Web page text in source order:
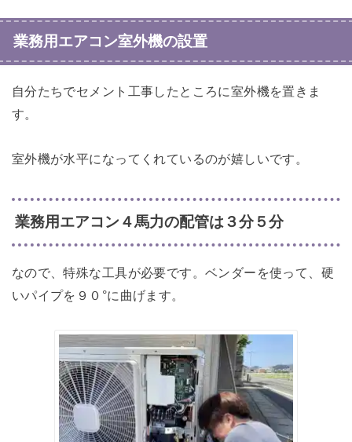
業務用エアコン室外機の設置
自分たちでセメント工事したところに室外機を置きま
す。
室外機が水平になってくれているのが嬉しいです。
業務用エアコン４馬力の配管は３分５分
なので、特殊な工具が必要です。ベンダーを使って、硬
いパイプを９０°に曲げます。